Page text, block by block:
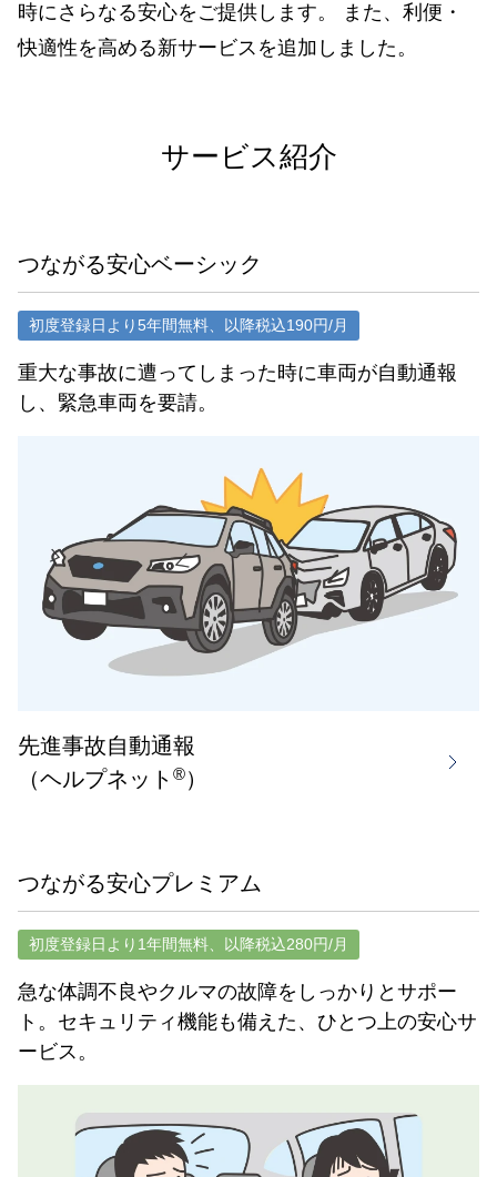
時にさらなる安心をご提供します。
また、利便・
快適性を高める新サービスを追加しました。
サービス紹介
つながる安心ベーシック
初度登録日より5年間無料、以降税込190円/月
重大な事故に遭ってしまった時に車両が自動通報
し、緊急車両を要請。
先進事故自動通報
（ヘルプネット ®）
つながる安心プレミアム
初度登録日より1年間無料、以降税込280円/月
急な体調不良やクルマの故障をしっかりとサポー
ト。セキュリティ機能も備えた、ひとつ上の安心サ
ービス。